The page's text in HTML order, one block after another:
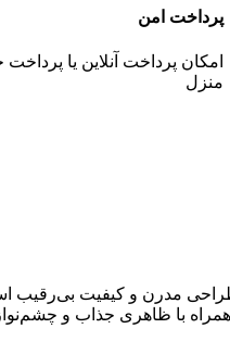
پرداخت امن
امکان پرداخت آنلاین یا
منزل
مدرن و کیفیت بی‌رقیب
با ظاهری جذاب و